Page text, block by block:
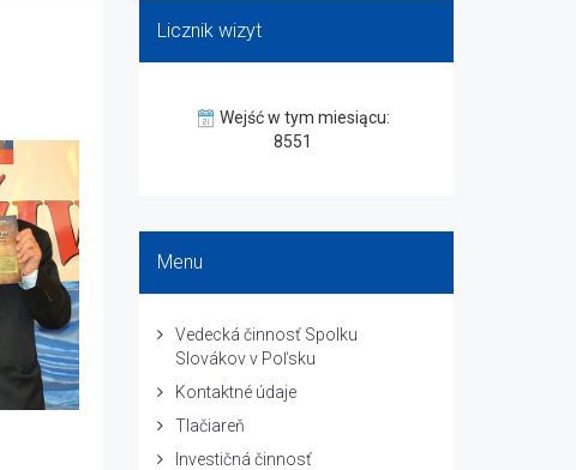
Licznik wizyt
Wejść w tym miesiącu:
8551
Menu
Vedecká činnosť Spolku
Slovákov v Poľsku
Kontaktné údaje
Tlačiareň
Investičná činnosť